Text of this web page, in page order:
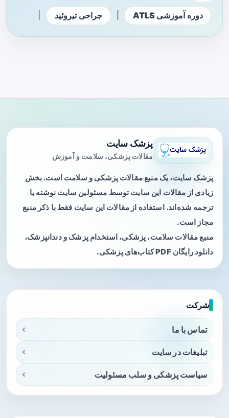
دوره آموزشی ATLS جراحی تیروئید
پزشک سایت
مقالات پزشکی، سلامت و آموزش
پزشک سایت، یک منبع مقالات پزشکی و سلامت است. بخش
زیادی از مقالات این سایت توسط مسئولین سایت نوشته یا
ترجمه شده‌اند. استفاده از مقالات این سایت فقط با ذکر منبع
مجاز است.
منبع مقالات سلامت، پزشکی، استخدام پزشک و دندانپزشک،
دانلود رایگان PDF کتاب‌های پزشکی.
شرکت
تماس با ما
تبلیغات در سایت
سیاست پزشکی و سلب مسئولیت